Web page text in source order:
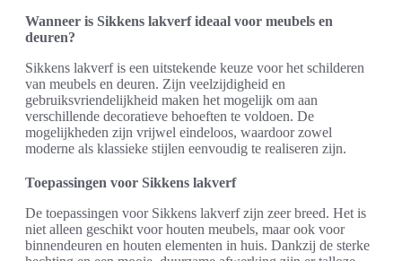
Wanneer is Sikkens lakverf ideaal voor meubels en
deuren?
Sikkens lakverf is een uitstekende keuze voor het schilderen
van meubels en deuren. Zijn veelzijdigheid en
gebruiksvriendelijkheid maken het mogelijk om aan
verschillende decoratieve behoeften te voldoen. De
mogelijkheden zijn vrijwel eindeloos, waardoor zowel
moderne als klassieke stijlen eenvoudig te realiseren zijn.
Toepassingen voor Sikkens lakverf
De toepassingen voor Sikkens lakverf zijn zeer breed. Het is
niet alleen geschikt voor houten meubels, maar ook voor
binnendeuren en houten elementen in huis. Dankzij de sterke